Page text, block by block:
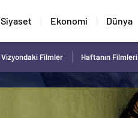
Siyaset Ekonomi Dünya
Vizyondaki Filmler Haftanın Filmleri